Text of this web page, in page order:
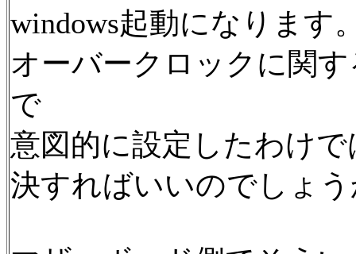
windows起動になります
オーバークロックに関
で
意図的に設定したわけ
決すればいいのでしょ